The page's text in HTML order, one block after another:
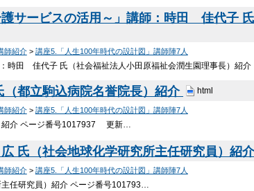
サービスの活用～」講師：時田 佳代子
師紹介> 講座5.「人生100年時代の設計図」講師陣7人
時田 佳代子 氏（社会福祉法人小田原福祉会潤生園理事長）紹
都立駒込病院名誉院長）紹介 html
師紹介> 講座5.「人生100年時代の設計図」講師陣7人
紹介 ページ番号1017937 更新…
氏（社会地球化学研究所主任研究員）紹
師紹介> 講座5.「人生100年時代の設計図」講師陣7人
任研究員）紹介 ページ番号101793…